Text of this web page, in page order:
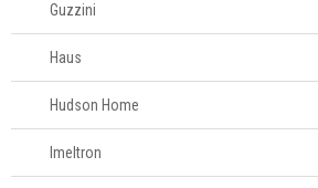
Guzzini
Haus
Hudson Home
Imeltron